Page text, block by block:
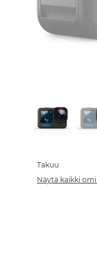
the
beginning
of
Takuu
Näytä kaikki